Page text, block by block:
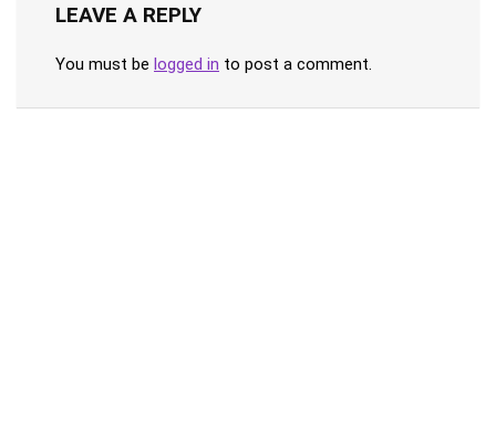
LEAVE A REPLY
You must be logged in to post a comment.